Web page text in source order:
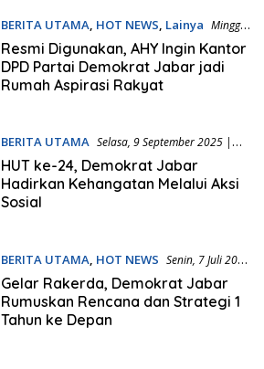
BERITA UTAMA, HOT NEWS, Lainya Minggu,
26 Oktober 2025 | 16:37 WIB
Resmi Digunakan, AHY Ingin Kantor
DPD Partai Demokrat Jabar jadi
Rumah Aspirasi Rakyat
BERITA UTAMA Selasa, 9 September 2025 |
22:30 WIB
HUT ke-24, Demokrat Jabar
Hadirkan Kehangatan Melalui Aksi
Sosial
BERITA UTAMA, HOT NEWS Senin, 7 Juli 2025
| 17:49 WIB
Gelar Rakerda, Demokrat Jabar
Rumuskan Rencana dan Strategi 1
Tahun ke Depan